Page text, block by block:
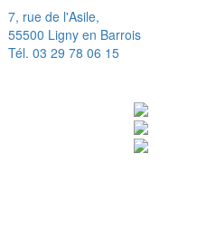
7, rue de l'Asile,
55500 Ligny en Barrois
Tél. 03 29 78 06 15